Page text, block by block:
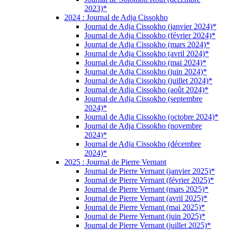
2023)*
2024 : Journal de Adja Cissokho
Journal de Adja Cissokho (janvier 2024)*
Journal de Adja Cissokho (février 2024)*
Journal de Adja Cissokho (mars 2024)*
Journal de Adja Cissokho (avril 2024)*
Journal de Adja Cissokho (mai 2024)*
Journal de Adja Cissokho (juin 2024)*
Journal de Adja Cissokho (juillet 2024)*
Journal de Adja Cissokho (août 2024)*
Journal de Adja Cissokho (septembre
2024)*
Journal de Adja Cissokho (octobre 2024)*
Journal de Adja Cissokho (novembre
2024)*
Journal de Adja Cissokho (décembre
2024)*
2025 : Journal de Pierre Vernant
Journal de Pierre Vernant (janvier 2025)*
Journal de Pierre Vernant (février 2025)*
Journal de Pierre Vernant (mars 2025)*
Journal de Pierre Vernant (avril 2025)*
Journal de Pierre Vernant (mai 2025)*
Journal de Pierre Vernant (juin 2025)*
Journal de Pierre Vernant (juillet 2025)*